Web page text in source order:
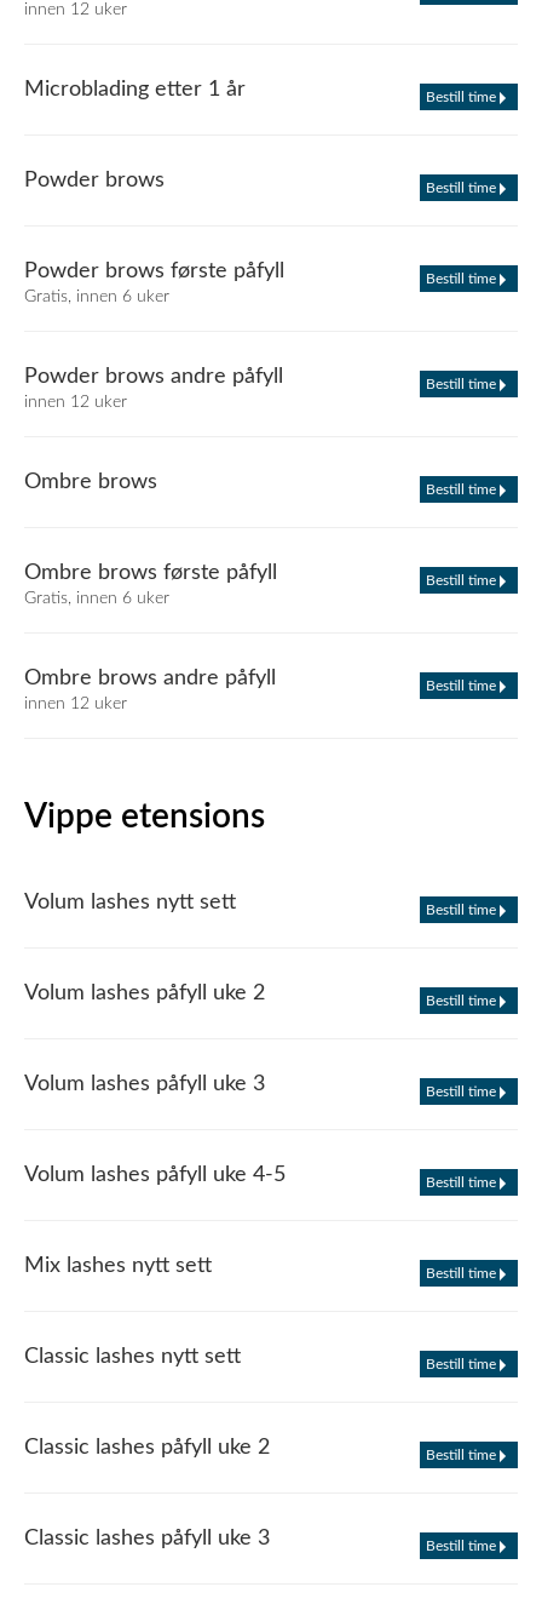
innen 12 uker
Microblading etter 1 år Bestill time
Powder brows Bestill time
Powder brows første påfyll
Gratis, innen 6 uker
Bestill time
Powder brows andre påfyll
innen 12 uker
Bestill time
Ombre brows Bestill time
Ombre brows første påfyll
Gratis, innen 6 uker
Bestill time
Ombre brows andre påfyll
innen 12 uker
Bestill time
Vippe etensions
Volum lashes nytt sett Bestill time
Volum lashes påfyll uke 2 Bestill time
Volum lashes påfyll uke 3 Bestill time
Volum lashes påfyll uke 4-5 Bestill time
Mix lashes nytt sett Bestill time
Classic lashes nytt sett Bestill time
Classic lashes påfyll uke 2 Bestill time
Classic lashes påfyll uke 3 Bestill time